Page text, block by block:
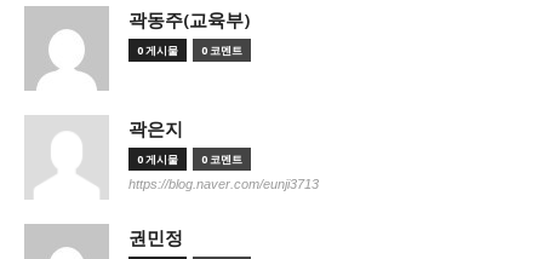
곽동주(교육부)
0 게시물 0 코멘트
곽은지
0 게시물 0 코멘트
https://blog.naver.com/eunji3713
권민정